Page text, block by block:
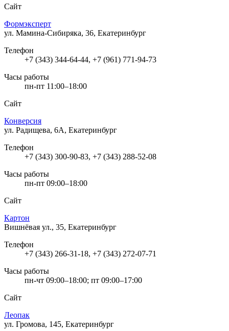
Сайт
Формэксперт
ул. Мамина-Сибиряка, 36, Екатеринбург
Телефон
+7 (343) 344-64-44, +7 (961) 771-94-73
Часы работы
пн-пт 11:00–18:00
Сайт
Конверсия
ул. Радищева, 6А, Екатеринбург
Телефон
+7 (343) 300-90-83, +7 (343) 288-52-08
Часы работы
пн-пт 09:00–18:00
Сайт
Картон
Вишнёвая ул., 35, Екатеринбург
Телефон
+7 (343) 266-31-18, +7 (343) 272-07-71
Часы работы
пн-чт 09:00–18:00; пт 09:00–17:00
Сайт
Леопак
ул. Громова, 145, Екатеринбург